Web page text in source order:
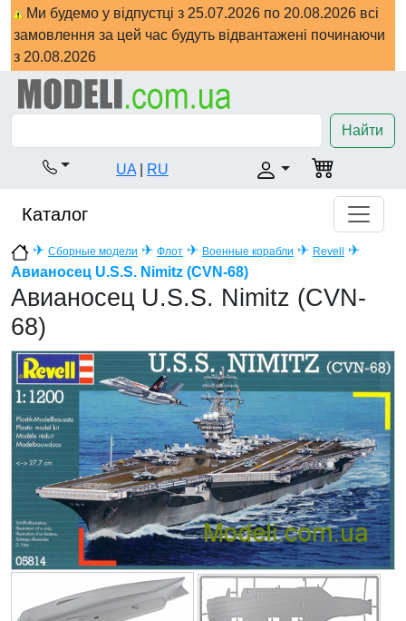
Ми будемо у відпустці з 25.07.2026 по 20.08.2026 всі
замовлення за цей час будуть відвантажені починаючи
з 20.08.2026
Найти
UA RU
Каталог
✈ Сборные модели ✈ Флот ✈ Военные корабли ✈ Revell
✈
Авианосец U.S.S. Nimitz (CVN-68)
Авианосец U.S.S. Nimitz (CVN-
68)